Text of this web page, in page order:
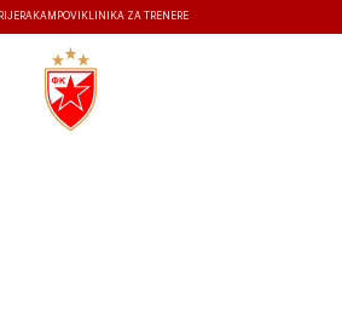
KAMPOVI KLINIKA ZA TRENERE